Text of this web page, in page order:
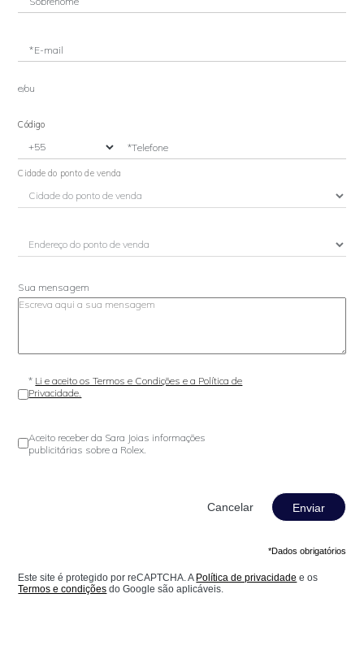
*E-mail
e/ou
Código
*Telefone
Cidade do ponto de venda
Sua mensagem
* Li e aceito os Termos e Condições e a Política de
Privacidade.
Aceito receber da Sara Joias informações
publicitárias sobre a Rolex.
Enviar
*Dados obrigatórios
Este site é protegido por reCAPTCHA. A Política de privacidade e os
Termos e condições do Google são aplicáveis.